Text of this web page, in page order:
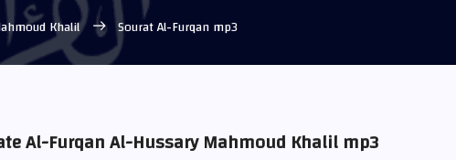
Khalil Sourat Al-Furqan mp3
Al-Furqan Al-Hussary Mahmoud Khalil mp3